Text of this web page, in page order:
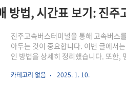
방법, 시간표 보기: 진주
진주고속버스터미널을 통해 고속버스
아두는 것이 중요합니다. 이번 글에서
인 방법을 상세히 정리했습니다. 또한,
해 보세요.🔽승차권 예매 및 시간표 조
카테고리 없음 2025. 1. 10.